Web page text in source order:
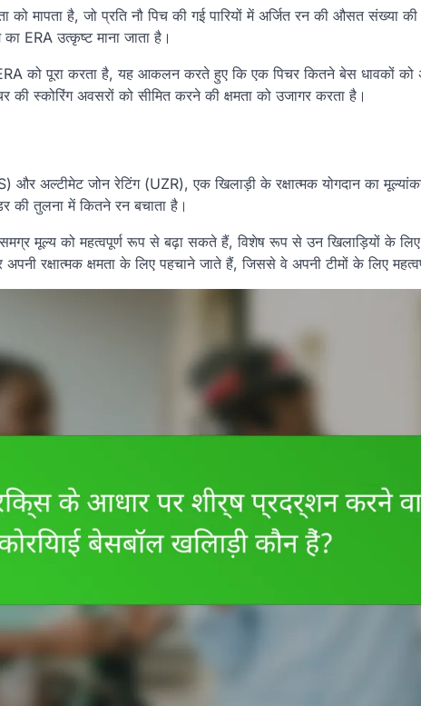
मापता है, जो प्रति नौ पिच की गई पारियों में अर्जित रन की औसत संख्या
ERA उत्कृष्ट माना जाता है।
को पूरा करता है, यह आकलन करते हुए कि एक पिचर कितने बेस धावकों
की स्कोरिंग अवसरों को सीमित करने की क्षमता को उजागर करता है।
और अल्टीमेट जोन रेटिंग (UZR), एक खिलाड़ी के रक्षात्मक योगदान का
की तुलना में कितने रन बचाता है।
मूल्य को महत्वपूर्ण रूप से बढ़ा सकते हैं, विशेष रूप से उन खिलाड़ियों के लिए
रक्षात्मक क्षमता के लिए पहचाने जाते हैं, जिससे वे अपनी टीमों के लिए